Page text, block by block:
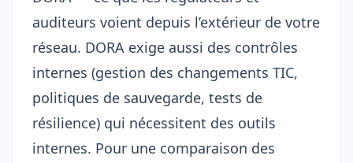
auditeurs voient depuis l’extérieur de votre
réseau. DORA exige aussi des contrôles
internes (gestion des changements TIC,
politiques de sauvegarde, tests de
résilience) qui nécessitent des outils
internes. Pour une comparaison des